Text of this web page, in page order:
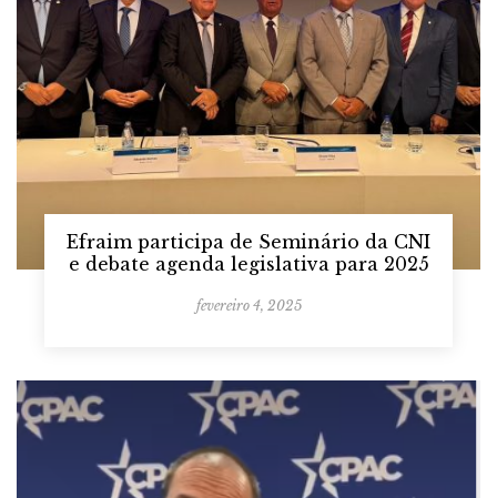
Efraim participa de Seminário da CNI
e debate agenda legislativa para 2025
fevereiro 4, 2025